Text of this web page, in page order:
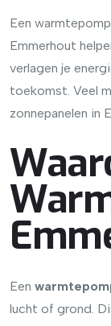
Een
Emmerhout
verlagen je
toekomst. Veel
zonnepanelen in
Een
lucht of grond.